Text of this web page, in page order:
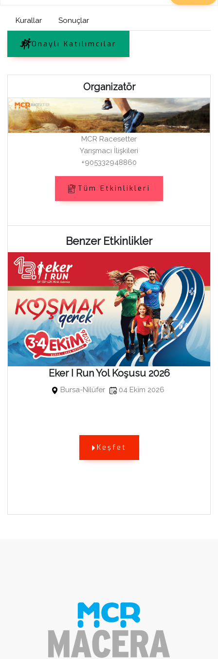
Kurallar Sonuçlar
Onaylı Katılımcılar
Organizatör
MCR Racesetter
Yarışmacı İlişkileri
+905332948860
Tüm Etkinlikleri
Benzer Etkinlikler
Eker I Run Yol Koşusu 2026
Bursa-Nilüfer 04 Ekim 2026
Keşfet